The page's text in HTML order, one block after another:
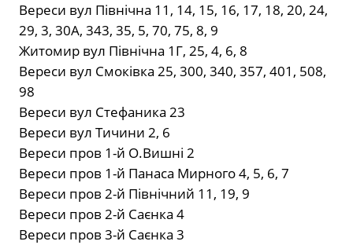
Вереси вул Північна 11, 14, 15, 16, 17, 18, 20, 24,
29, 3, 30А, 343, 35, 5, 70, 75, 8, 9
Житомир вул Північна 1Г, 25, 4, 6, 8
Вереси вул Смоківка 25, 300, 340, 357, 401, 508,
98
Вереси вул Стефаника 23
Вереси вул Тичини 2, 6
Вереси пров 1-й О.Вишні 2
Вереси пров 1-й Панаса Мирного 4, 5, 6, 7
Вереси пров 2-й Північний 11, 19, 9
Вереси пров 2-й Саєнка 4
Вереси пров 3-й Саєнка 3